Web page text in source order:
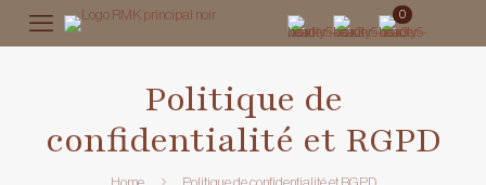
0
Politique de
confidentialité et RGPD